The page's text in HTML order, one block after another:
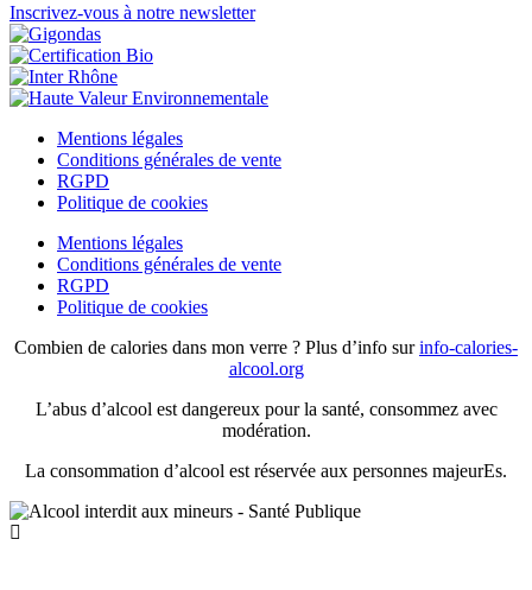
Inscrivez-vous à notre newsletter
Mentions légales
Conditions générales de vente
RGPD
Politique de cookies
Mentions légales
Conditions générales de vente
RGPD
Politique de cookies
Combien de calories dans mon verre ? Plus d’info surinfo-calories-
alcool.org
L’abus d’alcool est dangereux pour la santé, consommez avec
modération.
La consommation d’alcool est réservée aux personnes majeurEs.